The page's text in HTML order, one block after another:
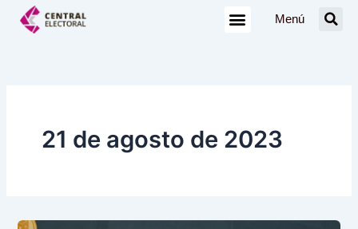
Menú
21 de agosto de 2023